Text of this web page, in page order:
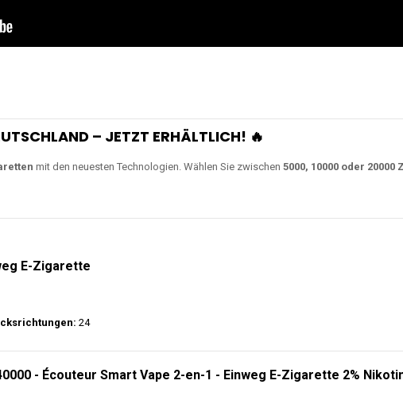
– JETZT ERHÄLTLICH! 🔥
mit den neuesten Technologien. Wählen Sie zwischen 5000, 10000 oder 20000
E-Zigarette
24
- Écouteur Smart Vape 2-en-1 - Einweg E-Zigarette 2%